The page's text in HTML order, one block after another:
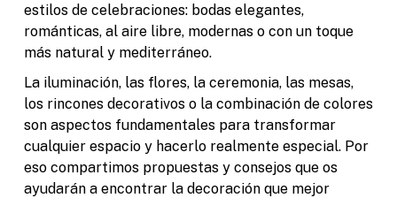
estilos de celebraciones: bodas elegantes,
románticas, al aire libre, modernas o con un toque
más natural y mediterráneo.
La iluminación, las flores, la ceremonia, las mesas,
los rincones decorativos o la combinación de colores
son aspectos fundamentales para transformar
cualquier espacio y hacerlo realmente especial. Por
eso compartimos propuestas y consejos que os
ayudarán a encontrar la decoración que mejor